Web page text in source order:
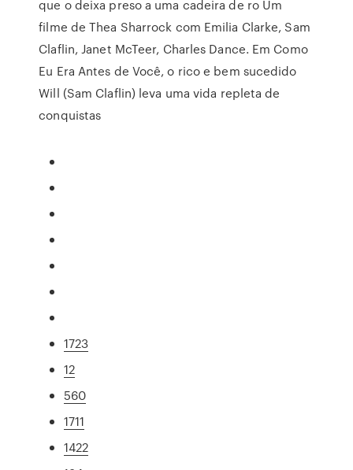
que o deixa preso a uma cadeira de ro Um
filme de Thea Sharrock com Emilia Clarke, Sam
Claflin, Janet McTeer, Charles Dance. Em Como
Eu Era Antes de Você, o rico e bem sucedido
Will (Sam Claflin) leva uma vida repleta de
conquistas
1723
12
560
1711
1422